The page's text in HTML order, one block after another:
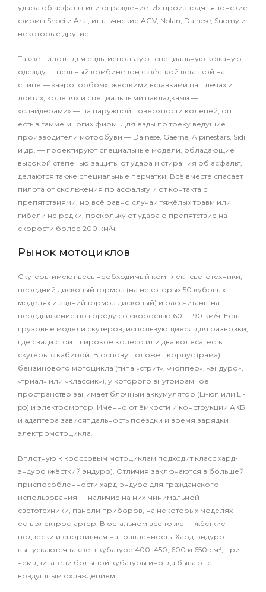
удара об асфальт или ограждение. Их производят японские
фирмы Shoei и Arai, итальянские AGV, Nolan, Dainese, Suomy и
некоторые другие.
Также пилоты для езды используют специальную кожаную
одежду — цельный комбинезон с жёсткой вставкой на
спине — «аэрогорбом», жёсткими вставками на плечах и
локтях, коленях и специальными накладками —
«слайдерами» — на наружной поверхности коленей, он
есть в гамме многих фирм. Для езды по треку ведущие
производители мотообуви — Dainese, Gaerne, Alpinestars, Sidi
и др. — проектируют специальные модели, обладающие
высокой степенью защиты от удара и стирания об асфальт,
делаются также специальные перчатки. Всё вместе спасает
пилота от скольжения по асфальту и от контакта с
препятствиями, но всё равно случаи тяжёлых травм или
гибели не редки, поскольку от удара о препятствие на
скорости более 200 км/ч.
Рынок мотоциклов
Скутеры имеют весь необходимый комплект светотехники,
передний дисковый тормоз (на некоторых 50 кубовых
моделях и задний тормоз дисковый) и рассчитаны на
передвижение по городу со скоростью 60 — 90 км/ч. Есть
грузовые модели скутеров, использующиеся для развозки,
где сзади стоит широкое колесо или два колеса, есть
скутеры с кабиной. В основу положен корпус (рама)
бензинового мотоцикла (типа «стрит», «чоппер», «эндуро»,
«триал» или «классик»), у которого внутрирамное
пространство занимает блочный аккумулятор (Li-ion или Li-
po) и электромотор. Именно от ёмкости и конструкции АКБ
и адаптера зависят дальность поездки и время зарядки
электромотоцикла.
Вплотную к кроссовым мотоциклам подходит класс хард-
эндуро (жёсткий эндуро). Отличия заключаются в большей
приспособленности хард-эндуро для гражданского
использования — наличие на них минимальной
светотехники, панели приборов, на некоторых моделях
есть электростартер. В остальном всё то же — жёсткие
подвески и спортивная направленность. Хард-эндуро
выпускаются также в кубатуре 400, 450, 600 и 650 см³, при
чём двигатели большой кубатуры иногда бывают с
воздушным охлаждением.